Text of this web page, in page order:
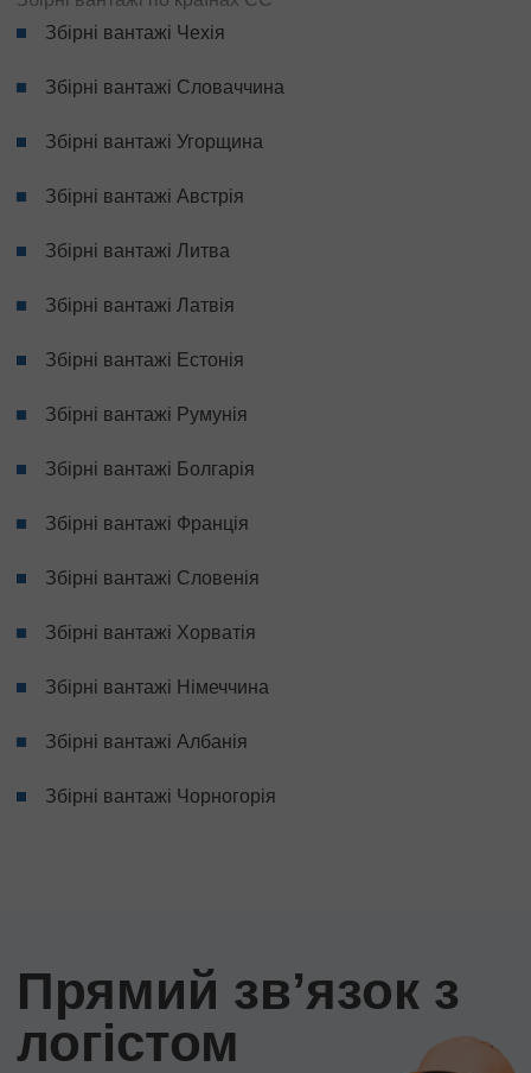
Збірні вантажі Чехія
Збірні вантажі Словаччина
Збірні вантажі Угорщина
Збірні вантажі Австрія
Збірні вантажі Литва
Збірні вантажі Латвія
Збірні вантажі Естонія
Збірні вантажі Румунія
Збірні вантажі Болгарія
Збірні вантажі Франція
Збірні вантажі Словенія
Збірні вантажі Хорватія
Збірні вантажі Німеччина
Збірні вантажі Албанія
Збірні вантажі Чорногорія
Прямий звʼязок з
логістом